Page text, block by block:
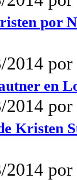
por
2014
en
2014
Kristen
2014